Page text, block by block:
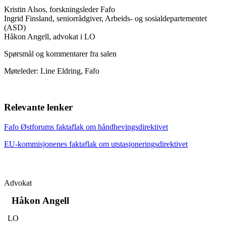
Kristin Alsos, forskningsleder Fafo
Ingrid Finsland, seniorrådgiver, Arbeids- og sosialdepartementet
(ASD)
Håkon Angell, advokat i LO
Spørsmål og kommentarer fra salen
Møteleder: Line Eldring, Fafo
Relevante lenker
Fafo Østforums faktaflak om håndhevingsdirektivet
EU-kommisjonenes faktaflak om utstasjoneringsdirektivet
Advokat
Håkon Angell
LO